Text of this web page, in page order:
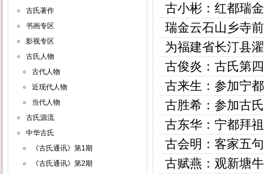
古氏著作
书画专区
影视专区
古氏人物
古代人物
近现代人物
当代人物
古氏源流
中华古氏
《古氏通讯》第1期
《古氏通讯》第2期
古小彬：红都瑞
瑞金云石山乡寺
为福建省长汀县
古俊炎：古氏第
古来生：参加宁
古胜希：参加古
古东华：宁都拜
古会明：客家五
古赋燕：观新塘